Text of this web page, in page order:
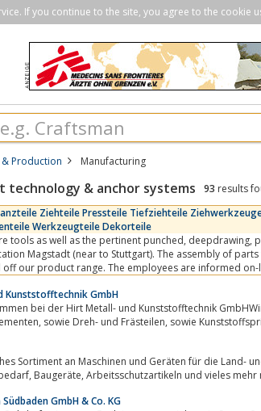
If you continue to the site, you agree to the cookie
Production Manufacturing
technology & anchor systems 93 results
Ziehteile Pressteile Tiefziehteile
Werkzeugteile Dekorteile
as the pertinent punched, deepdrawing, pressed, bent and progressive
Magstadt (near to Stuttgart). The assembly of
off our product range. The employees are informed
Kunststofftechnik GmbH
bei der Hirt Metall- und Kunststofftechnik
Verbindungselementen, sowie Dreh- und Frästeilen,
Sortiment an Maschinen und Geräten für die Land-
Hog.Werkstattbedarf, Baugeräte, Arbeitsschutzartikeln
GmbH & Co. KG